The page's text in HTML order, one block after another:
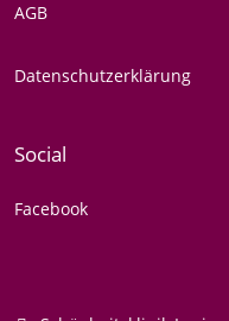
AGB
Datenschutzerklärung
Social
Facebook